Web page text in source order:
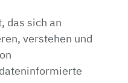
das sich an
verstehen und